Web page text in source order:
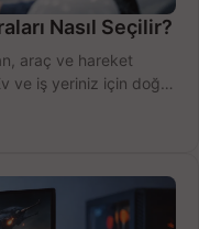
Nasıl Seçilir?
araç ve hareket
ve iş yeriniz için doğru